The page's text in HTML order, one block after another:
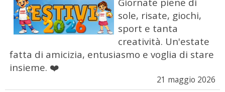
sole, risate, giochi,
sport e tanta
creatività. Un'estate
fatta di amicizia, entusiasmo e voglia di stare
insieme. ❤️
21 maggio 2026